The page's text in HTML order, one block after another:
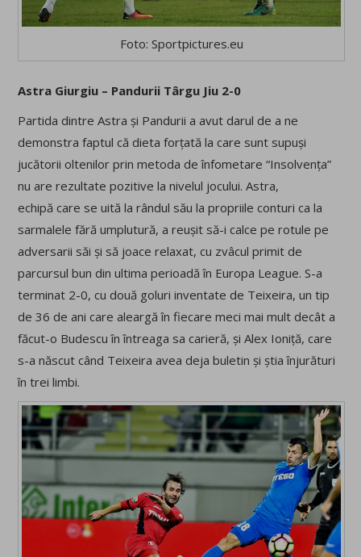
Foto: Sportpictures.eu
Astra Giurgiu – Pandurii Târgu Jiu 2-0
Partida dintre Astra și Pandurii a avut darul de a ne
demonstra faptul că dieta forțată la care sunt supuși
jucătorii oltenilor prin metoda de înfometare “Insolvența”
nu are rezultate pozitive la nivelul jocului. Astra,
echipă care se uită la rândul său la propriile conturi ca la
sarmalele fără umplutură, a reușit să-i calce pe rotule pe
adversarii săi și să joace relaxat, cu zvâcul primit de
parcursul bun din ultima perioadă în Europa League. S-a
terminat 2-0, cu două goluri inventate de Teixeira, un tip
de 36 de ani care aleargă în fiecare meci mai mult decât a
făcut-o Budescu în întreaga sa carieră, și Alex Ioniță, care
s-a născut când Teixeira avea deja buletin și știa înjurături
în trei limbi.